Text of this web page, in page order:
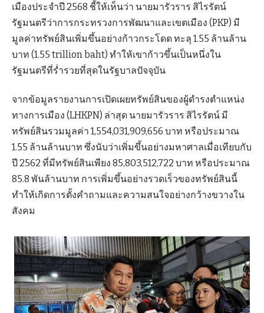
เมืองประจำปี 2568 ชี้ให้เห็นว่า นายมารัวราร สิไรรัตน์
รัฐมนตรีว่าการกระทรวงการพัฒนาและเขตเมือง (PKP) มี
มูลค่าทรัพย์สินเพิ่มขึ้นอย่างก้าวกระโดด ทะลุ 1.55 ล้านล้าน
บาท (1.55 trillion baht) ทำให้เขาก้าวขึ้นเป็นหนึ่งใน
รัฐมนตรีที่ร่ำรวยที่สุดในรัฐบาลปัจจุบัน
จากข้อมูลรายงานการเปิดเผยทรัพย์สินของผู้ดำรงตำแหน่ง
ทางการเมือง (LHKPN) ล่าสุด นายมารัวราร สิไรรัตน์ มี
ทรัพย์สินรวมมูลค่า 1,554,031,909,656 บาท หรือประมาณ
1.55 ล้านล้านบาท ซึ่งนับว่าเพิ่มขึ้นอย่างมหาศาลเมื่อเทียบกับ
ปี 2562 ที่มีทรัพย์สินเพียง 85,803,512,722 บาท หรือประมาณ
85.8 พันล้านบาท การเพิ่มขึ้นอย่างรวดเร็วของทรัพย์สินนี้
ทำให้เกิดการตั้งคำถามและความสนใจอย่างกว้างขวางใน
สังคม